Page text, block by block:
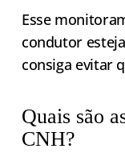
Esse
condutor
consiga evitar
Quais são
CNH?